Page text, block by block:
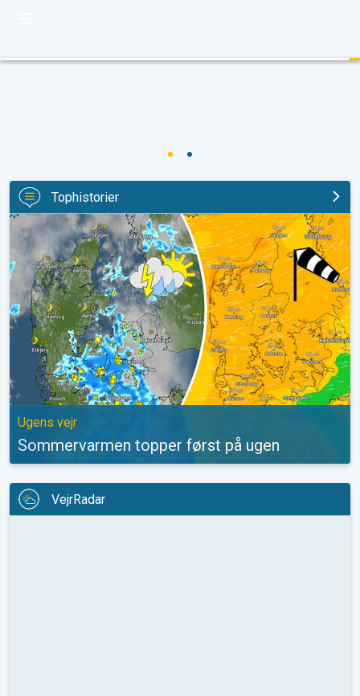
Tophistorier
Sommervarmen topper først på ugen. Ugens vejr. . .
Ugens vejr
Sommervarmen topper først på ugen
VejrRadar